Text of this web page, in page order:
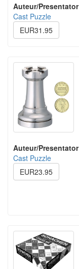
Auteur/Presentator
Cast Puzzle
EUR31.95
Auteur/Presentator
Cast Puzzle
EUR23.95